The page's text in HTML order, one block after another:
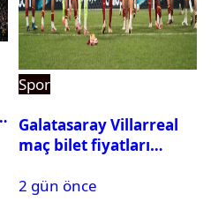
Spor
Galatasaray Villarreal
maç bilet fiyatları
2 gün önce